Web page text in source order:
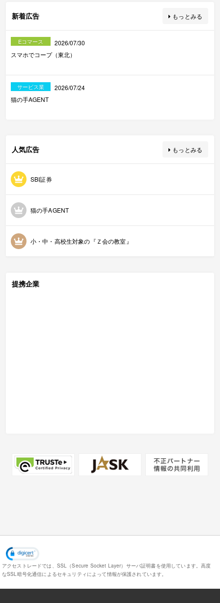
新着広告 もっとみる
Eコマース
2026/07/30
スマホでコープ（東北）
サービス業
2026/07/24
猫の手AGENT
人気広告 もっとみる
SBI証券
猫の手AGENT
小・中・高校生対象の『Ｚ会の教室』
提携企業
アクセストレードでは、SSL（Secure Socket Layer）サーバ証明書を使用しています。高度
なSSL暗号化通信によるセキュリティによって情報が保護されています。